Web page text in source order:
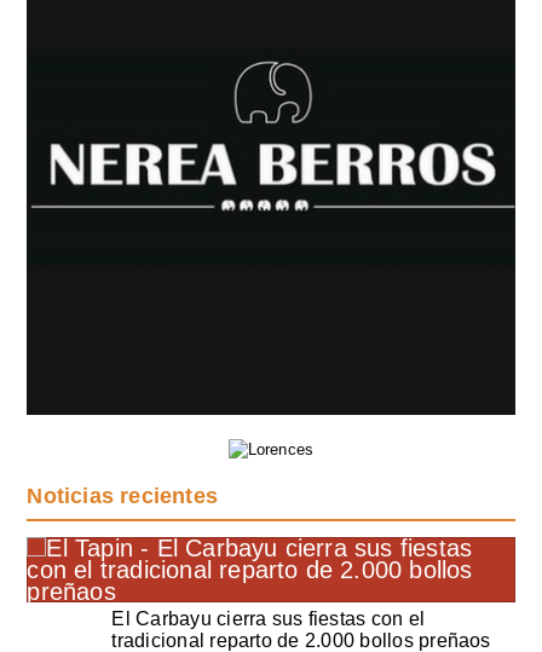
Noticias recientes
El Carbayu cierra sus fiestas con el
tradicional reparto de 2.000 bollos preñaos